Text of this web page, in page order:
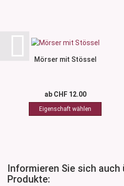
Mörser mit Stössel
ab CHF 12.00
Informieren Sie sich auch
Produkte: